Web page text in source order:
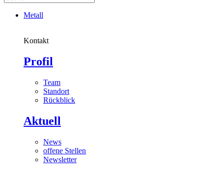
Metall
Kontakt
Profil
Team
Standort
Rückblick
Aktuell
News
offene Stellen
Newsletter